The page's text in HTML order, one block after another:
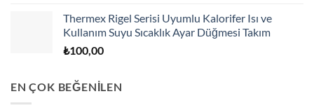
Thermex Rigel Serisi Uyumlu Kalorifer Isı ve
Kullanım Suyu Sıcaklık Ayar Düğmesi Takım
₺100,00
EN ÇOK BEĞENİLEN